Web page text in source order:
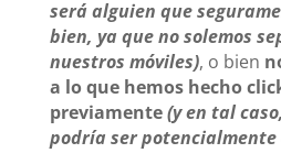
será alguien que
bien, ya que no solemos
nuestros móviles), o bien
a lo que hemos hecho
previamente(y en tal
podría ser